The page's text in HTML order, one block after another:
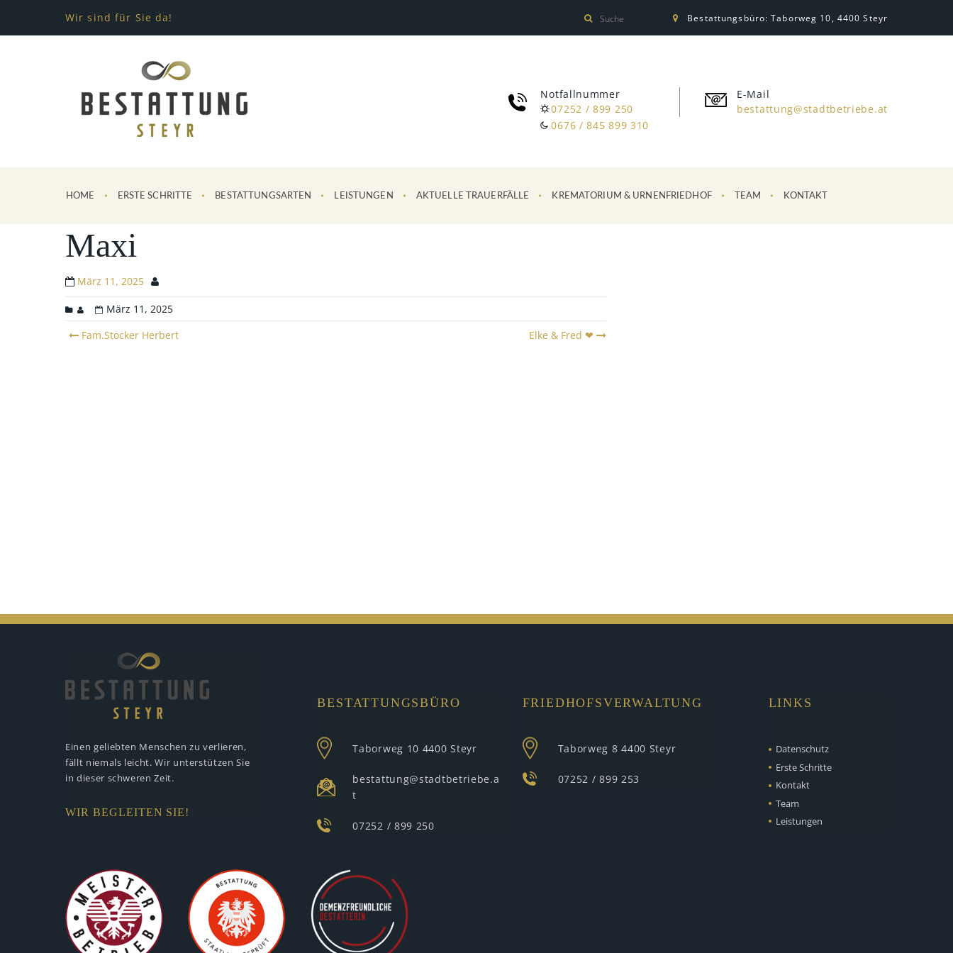
Wir sind für Sie da! Bestattungsbüro: Taborweg 10, 4400 Steyr
Notfallnummer
07252 / 899 250
0676 / 845 899 310
E-Mail
bestattung@stadtbetriebe.at
HOME ERSTE SCHRITTE BESTATTUNGSARTEN LEISTUNGEN AKTUELLE TRAUERFÄLLE KREMATORIUM & URNENFRIEDHOF TEAM KONTAKT
Maxi
März 11, 2025
März 11, 2025
Post
Fam.Stocker Herbert Elke & Fred ❤
Einen geliebten Menschen zu verlieren,
fällt niemals leicht. Wir unterstützen Sie
in dieser schweren Zeit.
WIR BEGLEITEN SIE!
BESTATTUNGSBÜRO
Taborweg 10 4400 Steyr
bestattung@stadtbetriebe.a
t
07252 / 899 250
FRIEDHOFSVERWALTUNG
Taborweg 8 4400 Steyr
07252 / 899 253
LINKS
Datenschutz
Erste Schritte
Kontakt
Team
Leistungen